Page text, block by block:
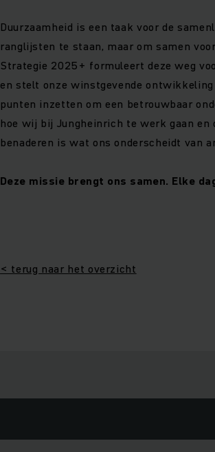
Duurzaamheid is een taak voor de
ranglijsten te staan, maar om samen
Strategie 2025+ formuleert deze weg
en stelt onze winstgevende
punten inzetten om een betrouwbaar
hoe wij bij Jungheinrich te werk gaan
benaderen is wat ons onderscheidt van
Deze missie brengt ons samen. Elke
< terug naar het overzicht